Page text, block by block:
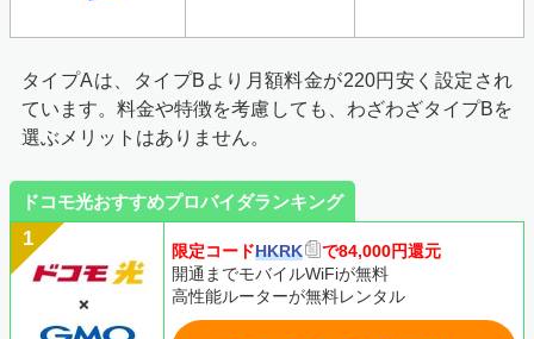
タイプAは、タイプBより月額料金が220円安く設定され
ています。料金や特徴を考慮しても、わざわざタイプBを
選ぶメリットはありません。
ドコモ光おすすめプロバイダランキング
限定コードHKRK
で84,000円還元
開通までモバイルWiFiが無料
高性能ルーターが無料レンタル